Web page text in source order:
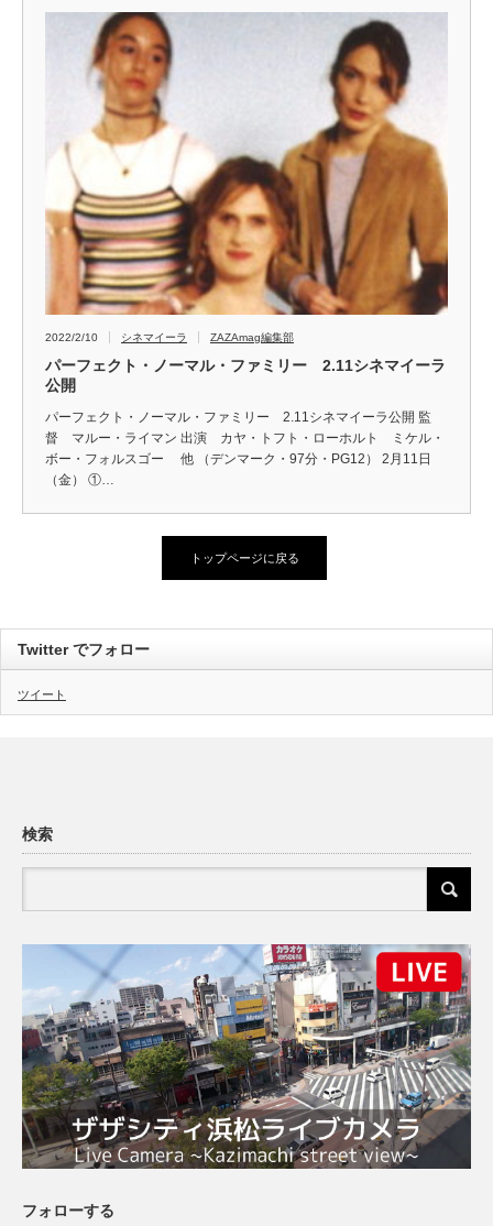
2022/2/10 シネマイーラ ZAZAmag編集部
パーフェクト・ノーマル・ファミリー 2.11シネマイーラ
公開
パーフェクト・ノーマル・ファミリー 2.11シネマイーラ公開 監
督 マルー・ライマン 出演 カヤ・トフト・ローホルト ミケル・
ボー・フォルスゴー 他 （デンマーク・97分・PG12） 2月11日
（金） ①…
トップページに戻る
Twitter でフォロー
ツイート
検索
フォローする